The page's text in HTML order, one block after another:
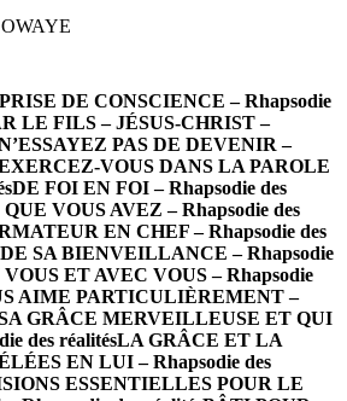
DE CONSCIENCE – Rhapsodie
LE FILS – JÉSUS-CHRIST –
PAS DE DEVENIR –
VOUS DANS LA PAROLE
DE FOI EN FOI – Rhapsodie des
VOUS AVEZ – Rhapsodie des
EN CHEF – Rhapsodie des
SA BIENVEILLANCE – Rhapsodie
ET AVEC VOUS – Rhapsodie
AIME PARTICULIÈREMENT –
GRÂCE MERVEILLEUSE ET QUI
des réalitésLA GRÂCE ET LA
EN LUI – Rhapsodie des
ESSENTIELLES POUR LE